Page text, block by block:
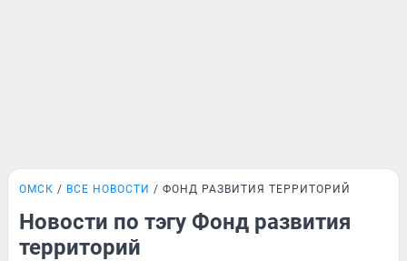
ОМСК ВСЕ НОВОСТИ ФОНД РАЗВИТИЯ ТЕРРИТОРИЙ
Новости по тэгу Фонд развития
территорий